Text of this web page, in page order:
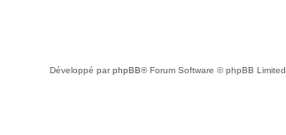
Développé parphpBB® Forum Software © phpBB Limited